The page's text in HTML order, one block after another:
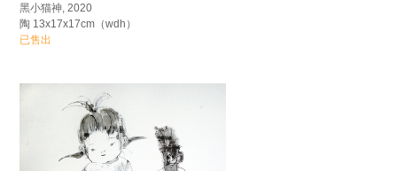
黑小猫神, 2020
陶 13x17x17cm（wdh）
已售出